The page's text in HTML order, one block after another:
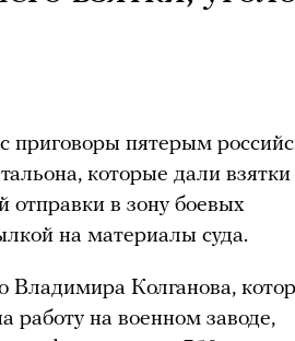
приговоры пятерым
которые дали взятки
отправки в зону боевых
на материалы суда.
Владимира Колганова,
работу на военном заводе,